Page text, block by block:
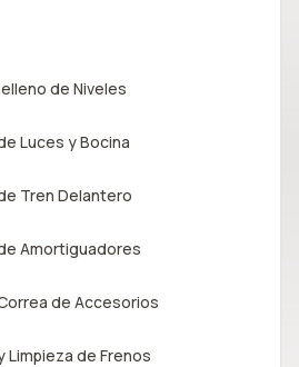
de Niveles
Luces y Bocina
Tren Delantero
Amortiguadores
de Accesorios
Limpieza de Frenos